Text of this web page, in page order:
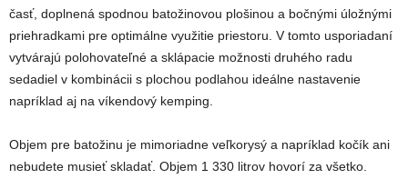
časť, doplnená spodnou batožinovou plošinou a bočnými úložnými
priehradkami pre optimálne využitie priestoru. V tomto usporiadaní
vytvárajú polohovateľné a sklápacie možnosti druhého radu
sedadiel v kombinácii s plochou podlahou ideálne nastavenie
napríklad aj na víkendový kemping.
Objem pre batožinu je mimoriadne veľkorysý a napríklad kočík ani
nebudete musieť skladať. Objem 1 330 litrov hovorí za všetko.